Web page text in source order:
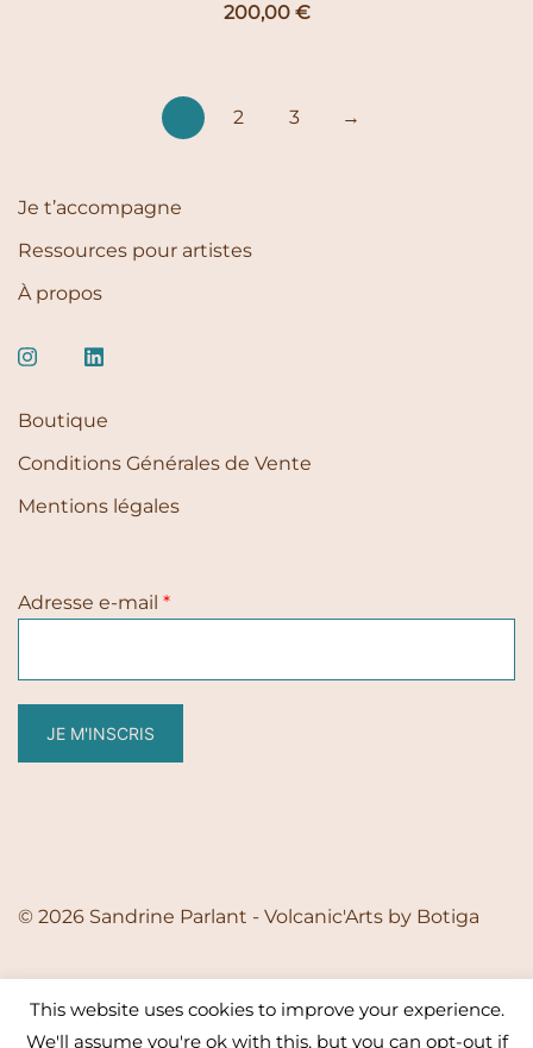
200,00 €
2 3 →
Je t’accompagne
Ressources pour artistes
À propos
Boutique
Conditions Générales de Vente
Mentions légales
Adresse e-mail *
JE M'INSCRIS
© 2026 Sandrine Parlant - Volcanic'Arts by Botiga
This website uses cookies to improve your experience.
We'll assume you're ok with this, but you can opt-out if